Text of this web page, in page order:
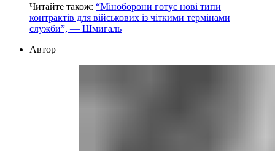
Читайте також: “Міноборони готує нові типи
контрактів для військових із чіткими термінами
служби”, — Шмигаль
Автор